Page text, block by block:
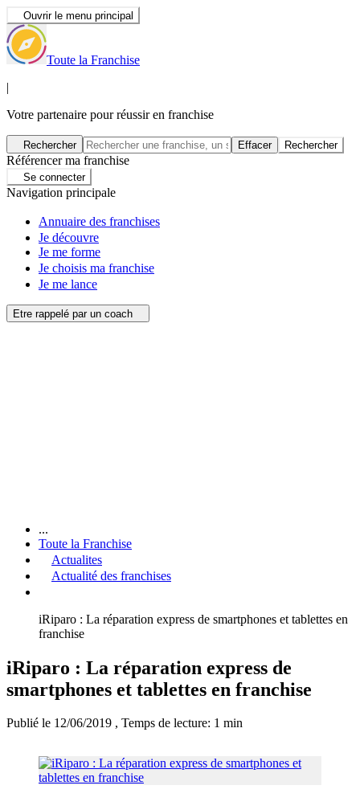
Ouvrir le menu principal
Toute la Franchise
|
Votre partenaire pour réussir en franchise
Rechercher Effacer Rechercher
Référencer ma franchise
Se connecter
Navigation principale
Annuaire des franchises
Je découvre
Je me forme
Je choisis ma franchise
Je me lance
Etre rappelé par un coach
...
Toute la Franchise
Actualites
Actualité des franchises
iRiparo : La réparation express de smartphones et tablettes en
franchise
iRiparo : La réparation express de
smartphones et tablettes en franchise
Publié le 12/06/2019 , Temps de lecture: 1 min